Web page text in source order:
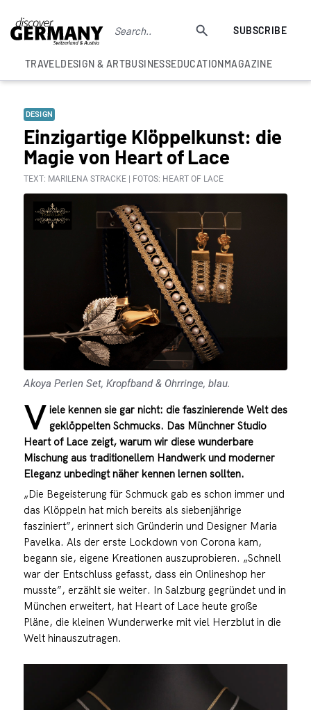
SUBSCRIBE
TRAVELDESIGN & ARTBUSINESSEDUCATIONMAGAZINE
DESIGN
Einzigartige Klöppelkunst: die
Magie von Heart of Lace
TEXT: MARILENA STRACKE | FOTOS: HEART OF LACE
Akoya Perlen Set, Kropfband & Ohrringe, blau.
V iele kennen sie gar nicht: die faszinierende Welt des
geklöppelten Schmucks. Das Münchner Studio
Heart of Lace zeigt, warum wir diese wunderbare
Mischung aus traditionellem Handwerk und moderner
Eleganz unbedingt näher kennen lernen sollten.
„Die Begeisterung für Schmuck gab es schon immer und
das Klöppeln hat mich bereits als siebenjährige
fasziniert”, erinnert sich Gründerin und Designer Maria
Pavelka. Als der erste Lockdown von Corona kam,
begann sie, eigene Kreationen auszuprobieren. „Schnell
war der Entschluss gefasst, dass ein Onlineshop her
musste”, erzählt sie weiter. In Salzburg gegründet und in
München erweitert, hat Heart of Lace heute große
Pläne, die kleinen Wunderwerke mit viel Herzblut in die
Welt hinauszutragen.